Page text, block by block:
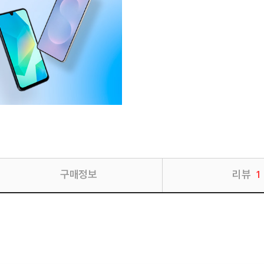
구매정보 리뷰 1